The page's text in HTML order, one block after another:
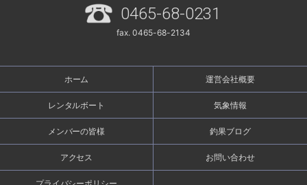
0465-68-0231
fax. 0465-68-2134
ホーム 運営会社概要
レンタルボート 気象情報
メンバーの皆様 釣果ブログ
アクセス お問い合わせ